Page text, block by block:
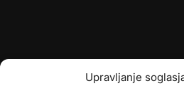
Upravljanje